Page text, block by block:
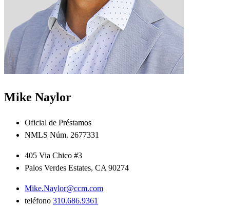
Mike Naylor
Oficial de Préstamos
NMLS Núm. 2677331
405 Via Chico #3
Palos Verdes Estates, CA 90274
Mike.Naylor@ccm.com
teléfono 310.686.9361